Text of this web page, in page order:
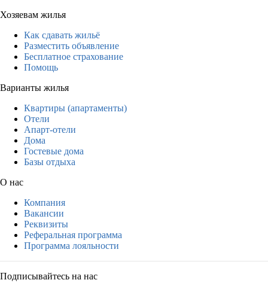
Хозяевам жилья
Как сдавать жильё
Разместить объявление
Бесплатное страхование
Помощь
Варианты жилья
Квартиры (апартаменты)
Отели
Апарт-отели
Дома
Гостевые дома
Базы отдыха
О нас
Компания
Вакансии
Реквизиты
Реферальная программа
Программа лояльности
Подписывайтесь на нас